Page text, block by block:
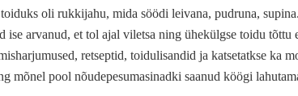
oli rukkijahu, mida söödi leivana, pudruna,
ise arvanud, et tol ajal viletsa ning ühekülgse toidu
retseptid, toidulisandid ja katsetatkse ka
mõnel pool nõudepesumasinadki saanud köögi